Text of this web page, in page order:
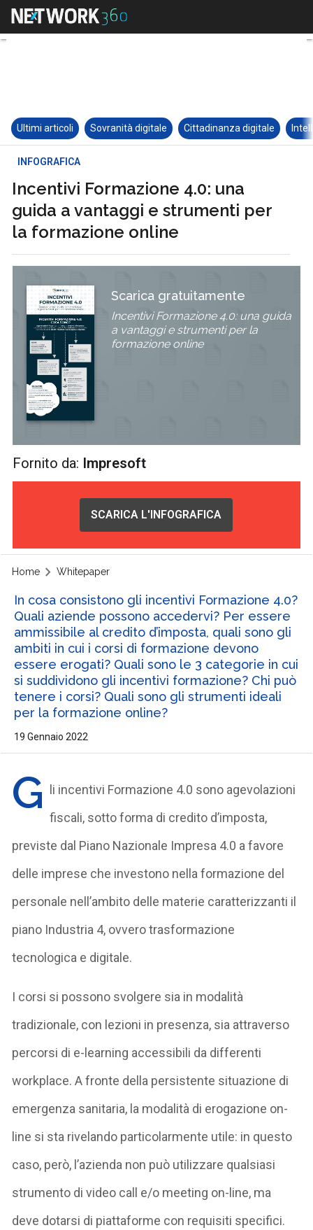
Ultimi articoli Sovranità digitale Cittadinanza digitale
INFOGRAFICA
Incentivi Formazione 4.0: una
guida a vantaggi e strumenti per
la formazione online
Scarica gratuitamente
Incentivi Formazione 4.0: una guida
a vantaggi e strumenti per la
formazione online
Fornito da: Impresoft
SCARICA L'INFOGRAFICA
Home Whitepaper
In cosa consistono gli incentivi Formazione 4.0?
Quali aziende possono accedervi? Per essere
ammissibile al credito d’imposta, quali sono gli
ambiti in cui i corsi di formazione devono
essere erogati? Quali sono le 3 categorie in cui
si suddividono gli incentivi formazione? Chi può
tenere i corsi? Quali sono gli strumenti ideali
per la formazione online?
19 Gennaio 2022
G li incentivi Formazione 4.0 sono agevolazioni
fiscali, sotto forma di credito d’imposta,
previste dal Piano Nazionale Impresa 4.0 a favore
delle imprese che investono nella formazione del
personale nell’ambito delle materie caratterizzanti il
piano Industria 4, ovvero trasformazione
tecnologica e digitale.
I corsi si possono svolgere sia in modalità
tradizionale, con lezioni in presenza, sia attraverso
percorsi di e-learning accessibili da differenti
workplace. A fronte della persistente situazione di
emergenza sanitaria, la modalità di erogazione on-
line si sta rivelando particolarmente utile: in questo
caso, però, l’azienda non può utilizzare qualsiasi
strumento di video call e/o meeting on-line, ma
deve dotarsi di piattaforme con requisiti specifici.